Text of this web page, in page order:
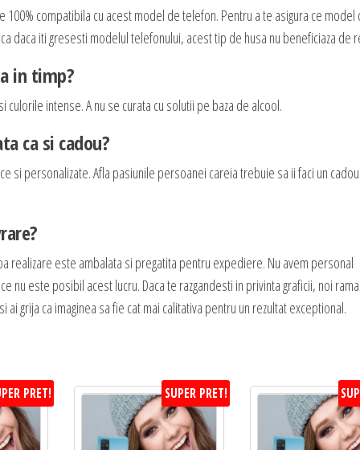
100% compatibila cu acest model de telefon. Pentru a te asigura ce model
daca iti gresesti modelul telefonului, acest tip de husa nu beneficiaza de
in timp?
intense. A nu se curata cu solutii pe baza de alcool.
ca si cadou?
si personalizate. Afla pasiunile persoanei careia trebuie sa ii faci un
realizare este ambalata si pregatita pentru expediere. Nu avem personal
nu este posibil acest lucru. Daca te razgandesti in privinta graficii, noi
grija ca imaginea sa fie cat mai calitativa pentru un rezultat exceptional.
PRET! SUPER PRET!